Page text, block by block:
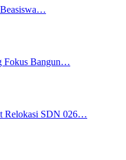
Beasiswa…
Fokus Bangun…
Relokasi SDN 026…